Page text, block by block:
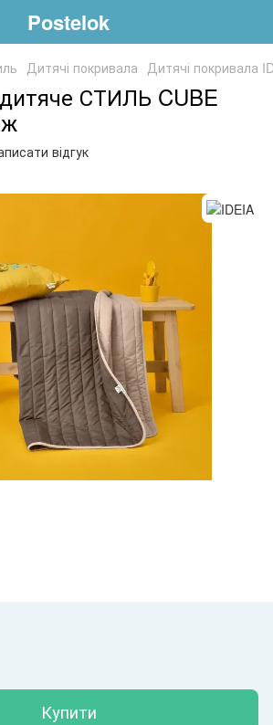
Postelok
Дитячі покривала Дитячі покривала
СТИЛЬ CUBE
відгук
Купити